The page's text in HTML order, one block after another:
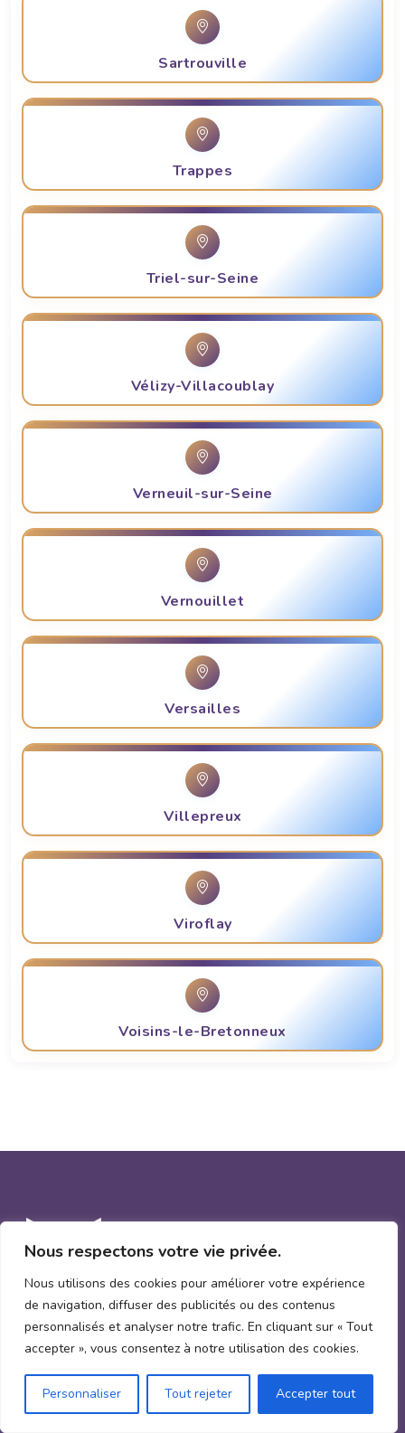
Nous respectons votre vie privée.
Nous utilisons des cookies pour améliorer votre expérience
de navigation, diffuser des publicités ou des contenus
personnalisés et analyser notre trafic. En cliquant sur « Tout
accepter », vous consentez à notre utilisation des cookies.
Personnaliser Tout rejeter Accepter tout
Sartrouville
Trappes
Triel-sur-Seine
Vélizy-Villacoublay
Verneuil-sur-Seine
Vernouillet
Versailles
Villepreux
Viroflay
Voisins-le-Bretonneux
Demande un devis